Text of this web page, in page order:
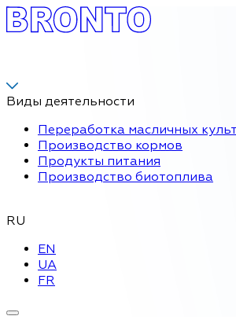
Виды деятельности
Переработка масличных
Производство кормов
Продукты питания
Производство биотоплива
RU
EN
UA
FR